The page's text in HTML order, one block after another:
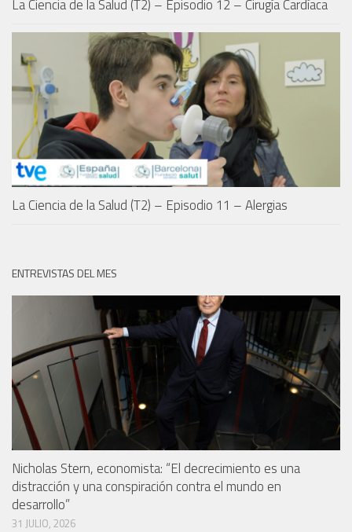
La Ciencia de la Salud (T2) – Episodio 12 – Cirugía Cardíaca
La Ciencia de la Salud (T2) – Episodio 11 – Alergias
ENTREVISTAS DEL MES
Nicholas Stern, economista: “El decrecimiento es una
distracción y una conspiración contra el mundo en
desarrollo”
31 JULIO, 2026